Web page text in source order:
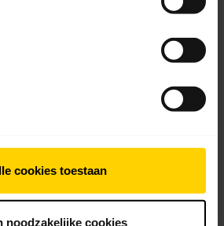
cookies toestaan
noodzakelijke cookies
Download
1.54 MB - pdf